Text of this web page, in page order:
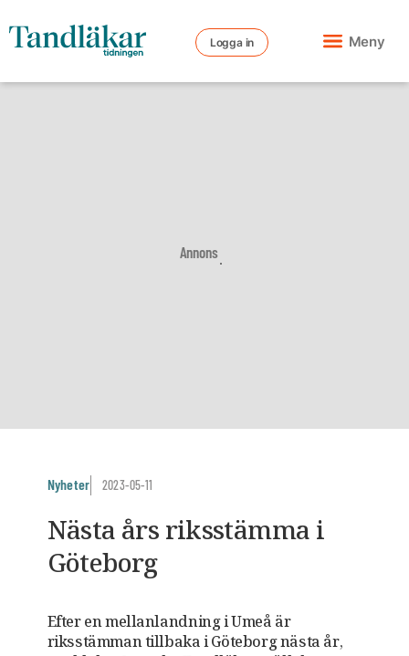
Logga in Meny
Annons
Nyheter 2023-05-11
Nästa års riksstämma i
Göteborg
Efter en mellanlandning i Umeå är
riksstämman tillbaka i Göteborg nästa år,